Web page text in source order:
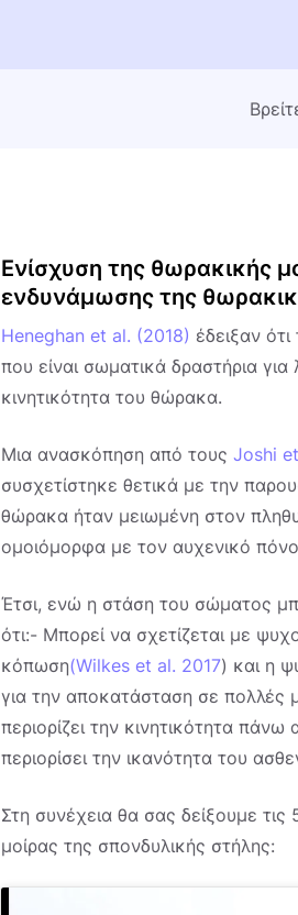
Ενίσχυση της θωρακικής
ενδυνάμωσης της
Heneghan et al. (2018) έδειξαν
που είναι σωματικά δραστήρια
κινητικότητα του θώρακα.
Μια ανασκόπηση από τους Joshi
συσχετίστηκε θετικά με την
θώρακα ήταν μειωμένη στον
ομοιόμορφα με τον αυχενικό
Έτσι, ενώ η στάση του σώματος
ότι:- Μπορεί να σχετίζεται με
κόπωση(Wilkes et al. 2017) και η
για την αποκατάσταση σε πολλές
περιορίζει την κινητικότητα
περιορίσει την ικανότητα του
Στη συνέχεια θα σας δείξουμε
μοίρας της σπονδυλικής στήλης: